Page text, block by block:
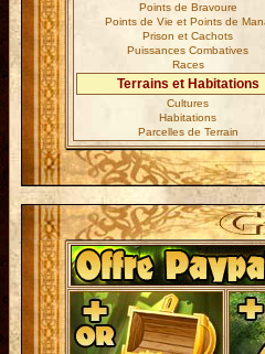
Points de Bravoure
Points de Vie et Points de
Prison et Cachots
Puissances Combatives
Races
Terrains et Habitations
Cultures
Habitations
Parcelles de Terrain